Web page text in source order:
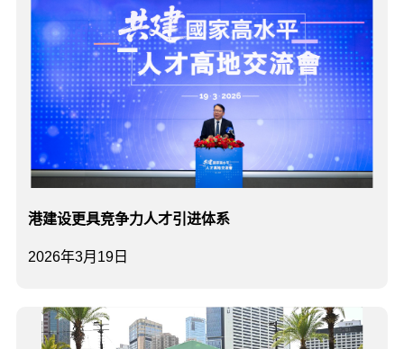
2026年3月19日
港建设更具竞争力人才引进体系